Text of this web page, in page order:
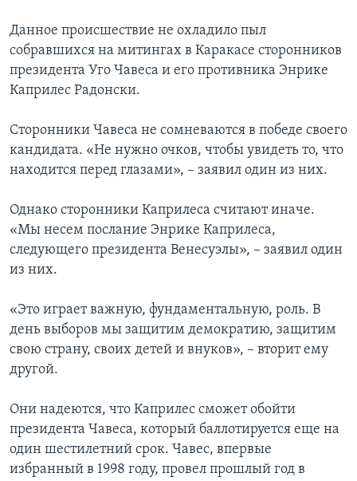
Данное происшествие не охладило пыл
собравшихся на митингах в Каракасе сторонников
президента Уго Чавеса и его противника Энрике
Каприлес Радонски.
Сторонники Чавеса не сомневаются в победе своего
кандидата. «Не нужно очков, чтобы увидеть то, что
находится перед глазами», – заявил один из них.
Однако сторонники Каприлеса считают иначе.
«Мы несем послание Энрике Каприлеса,
следующего президента Венесуэлы», – заявил один
из них.
«Это играет важную, фундаментальную, роль. В
день выборов мы защитим демократию, защитим
свою страну, своих детей и внуков», – вторит ему
другой.
Они надеются, что Каприлес сможет обойти
президента Чавеса, который баллотируется еще на
один шестилетний срок. Чавес, впервые
избранный в 1998 году, провел прошлый год в